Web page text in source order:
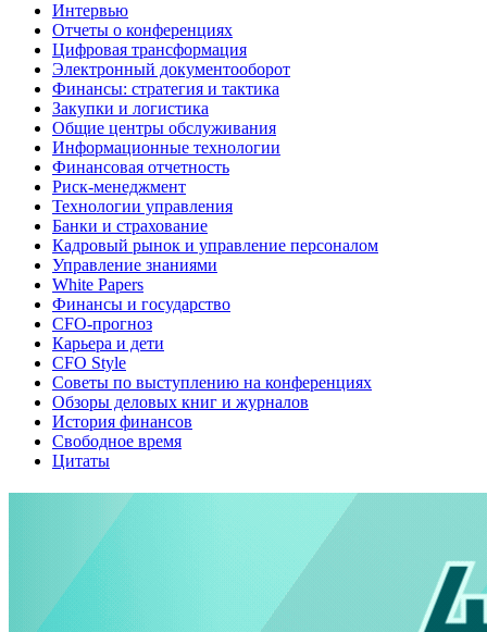
Интервью
Отчеты о конференциях
Цифровая трансформация
Электронный документооборот
Финансы: стратегия и тактика
Закупки и логистика
Общие центры обслуживания
Информационные технологии
Финансовая отчетность
Риск-менеджмент
Технологии управления
Банки и страхование
Кадровый рынок и управление персоналом
Управление знаниями
White Papers
Финансы и государство
CFO-прогноз
Карьера и дети
CFO Style
Советы по выступлению на конференциях
Обзоры деловых книг и журналов
История финансов
Свободное время
Цитаты